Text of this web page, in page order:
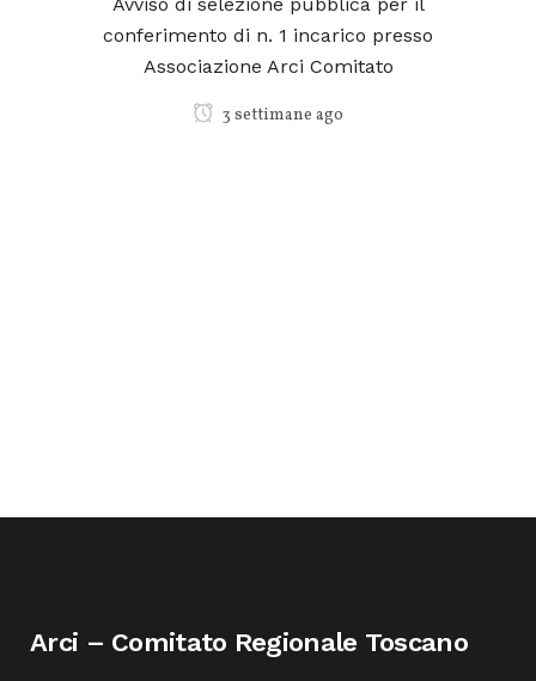
conferimento di n. 1 incarico presso
Associazione Arci Comitato
3 settimane ago
Arci – Comitato Regionale Toscano